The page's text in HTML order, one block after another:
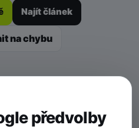
Najít článek
na chybu
předvolby